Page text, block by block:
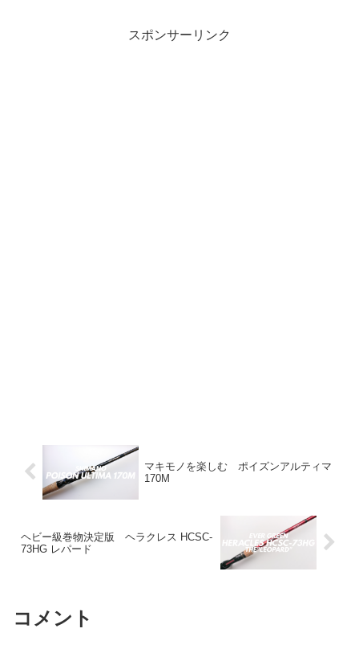
スポンサーリンク
マキモノを楽しむ ポイズンアルティマ
170M
ヘビー級巻物決定版 ヘラクレス HCSC-
73HG レパード
コメント